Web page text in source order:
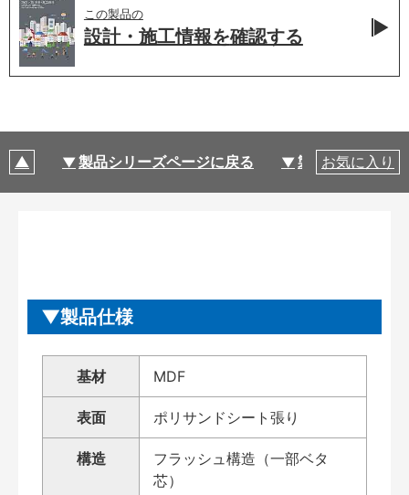
この製品の
設計・施工情報を確認する
製品シリーズページに戻る 製品仕様
お気に入り
製品仕様
基材 MDF
表面 ポリサンドシート張り
構造
フラッシュ構造（一部ベタ
芯）